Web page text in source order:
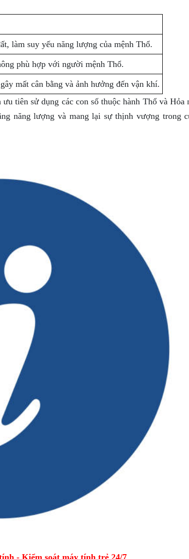
làm suy yếu năng lượng của mệnh Thổ.
phù hợp với người mệnh Thổ.
mất cân bằng và ảnh hưởng đến vận khí.
tiên sử dụng các con số thuộc hành Thổ và Hỏa
năng lượng và mang lại sự thịnh vượng trong
- Kiểm soát máy tính trẻ 24/7